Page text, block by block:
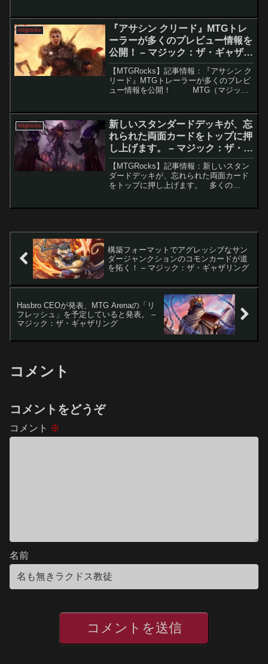
数のユニークな...
mtgrocks
『アサシン クリード』MTGトレ
ーラーが多くのプレビュー情報を
公開！ – マジック：ザ・ギャザリ
ング
【MTGRocks】記事情報：『アサシン ク
リード』MTGトレーラーが多くのプレビ
ュー情報を公開！ MTG（マジッ
ド』のリリースが約2週間後に迫り、多...
mtgrocks
新しいスタンダードデッキが、忘
れられた両面カードをトップに押
し上げます。 – マジック：ザ・ギ
ャザリング
【MTGRocks】記事情報：新しいスタン
ダードデッキが、忘れられた両面カード
をトップに押し上げます。 多くの
構築フォーマットでアグレッシブなサン
ダージャンクションのコモンカードが道
を拓く！ – マジック：ザ・ギャザリング
Hasbro CEOが発表、MTG Arenaの「リ
フレッシュ」を予定していると発表。 –
マジック：ザ・ギャザリング
コメント
コメントをどうぞ
コメント ※
名前